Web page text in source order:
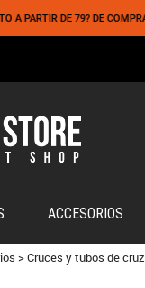
DE 79? DE COMPRA
ACCESORIOS
>Cruces y tubos de cruz